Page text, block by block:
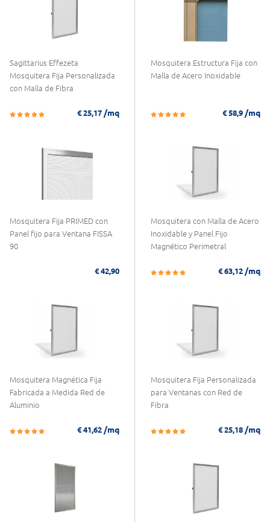
Sagittarius Effezeta
Mosquitera Fija Personalizada
con Malla de Fibra
€ 25,17 /mq
Mosquitera Estructura Fija con
Malla de Acero Inoxidable
€ 58,9 /mq
Mosquitera Fija PRIMED con
Panel fijo para Ventana FISSA
90
€ 42,90
Mosquitera con Malla de Acero
Inoxidable y Panel Fijo
Magnético Perimetral
€ 63,12 /mq
Mosquitera Magnética Fija
Fabricada a Medida Red de
Aluminio
€ 41,62 /mq
Mosquitera Fija Personalizada
para Ventanas con Red de
Fibra
€ 25,18 /mq